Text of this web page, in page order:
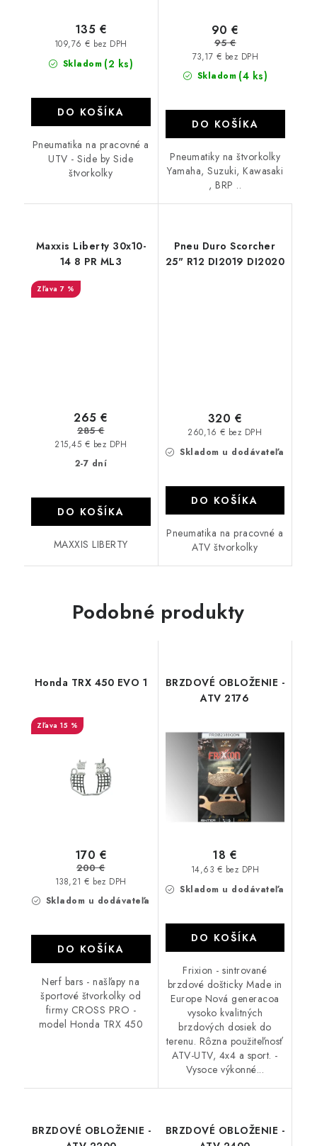
Skladom (2 ks)
109,76 € bez DPH
135 €
DO KOŠÍKA
Pneumatika na pracovné a
UTV - Side by Side
štvorkolky
Skladom (4 ks)
73,17 € bez DPH
90 €
95 €
DO KOŠÍKA
Pneumatiky na štvorkolky
Yamaha, Suzuki, Kawasaki
, BRP ..
Maxxis Liberty 30x10-
14 8 PR ML3
7 %
2-7 dní
215,45 € bez DPH
265 €
285 €
DO KOŠÍKA
MAXXIS LIBERTY
Pneu Duro Scorcher
25" R12 DI2019 DI2020
Skladom u dodávateľa
260,16 € bez DPH
320 €
DO KOŠÍKA
Pneumatika na pracovné a
ATV štvorkolky
Podobné produkty
Honda TRX 450 EVO 1
15 %
Skladom u dodávateľa
138,21 € bez DPH
170 €
200 €
DO KOŠÍKA
Nerf bars - našľapy na
športové štvorkolky od
firmy CROSS PRO -
model Honda TRX 450
BRZDOVÉ OBLOŽENIE -
ATV 2176
Skladom u dodávateľa
14,63 € bez DPH
18 €
DO KOŠÍKA
Frixion - sintrované
brzdové došticky Made in
Europe Nová generacoa
vysoko kvalitných
brzdových dosiek do
terenu. Rôzna použiteľnosť
ATV-UTV, 4x4 a sport. -
Vysoce výkonné...
BRZDOVÉ OBLOŽENIE -
BRZDOVÉ OBLOŽENIE -